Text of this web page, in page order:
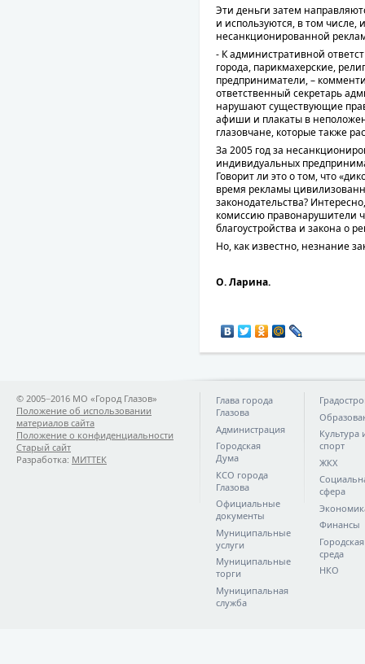
Эти деньги затем
и используются, в том числе,
несанкционированной
- К административной
города, парикмахерские,
предприниматели, –
ответственный секретарь
нарушают существующие
афиши и плакаты в
глазовчане, которые также
За 2005 год за
индивидуальных
Говорит ли это о том, что
время рекламы
законодательства?
комиссию правонарушители
благоустройства и закона о
Но, как известно, незнание
О. Ларина.
© 2005−2016 МО «Город Глазов»
Положение об использовании
материалов сайта
Положение о конфиденциальности
Старый сайт
Разработка: МИТТЕК
Глава города
Глазова
Администрация
Городская
Дума
КСО города
Глазова
Официальные
документы
Муниципальные
услуги
Муниципальные
торги
Муниципальная
служба
Культура
спорт
ЖКХ
сфера
Финансы
Городская
среда
НКО